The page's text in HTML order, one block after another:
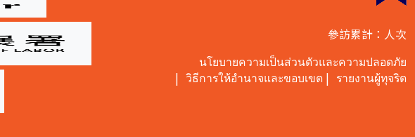
參訪累計：人次
นโยบายความเป็นส่วนตัวและความปลอดภัย
วิธีการให้อำนาจและขอบเขต
รายงานผู้ทุจริต